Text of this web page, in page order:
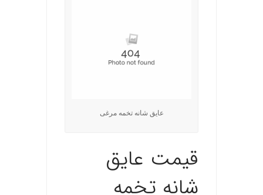
عایق شانه تخمه مرغی
قیمت عایق
شانه تخمه